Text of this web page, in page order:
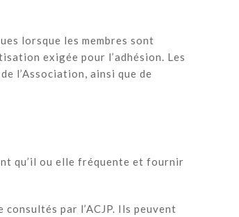
lorsque les membres sont
exigée pour l’adhésion. Les
l’Association, ainsi que de
qu’il ou elle fréquente et fournir
par l’ACJP. Ils peuvent